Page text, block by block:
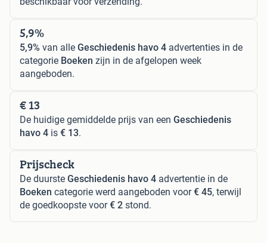
5,9%
5,9% van alle Geschiedenis havo 4 advertenties in de
categorie Boeken zijn in de afgelopen week
aangeboden.
€ 13
De huidige gemiddelde prijs van een Geschiedenis
havo 4 is € 13.
Prijscheck
De duurste Geschiedenis havo 4 advertentie in de
Boeken categorie werd aangeboden voor€ 45, terwijl
de goedkoopste voor€ 2 stond.